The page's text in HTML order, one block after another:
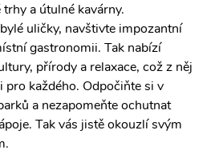
a útulné kavárny.
uličky, navštivte impozantní
gastronomii. Tak nabízí
přírody a relaxace, což z něj
pro každého. Odpočiňte si v
a nezapomeňte ochutnat
Tak vás jistě okouzlí svým